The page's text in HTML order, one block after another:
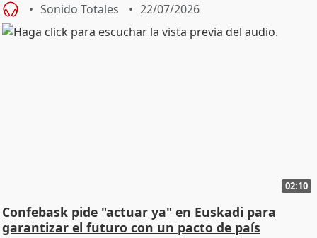
Sonido Totales 22/07/2026
02:10
Confebask pide "actuar ya" en Euskadi para
garantizar el futuro con un pacto de país